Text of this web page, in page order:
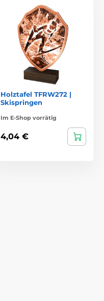
Holztafel TFRW272 |
Skispringen
Im E-Shop vorrätig
4,04 €